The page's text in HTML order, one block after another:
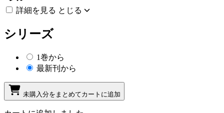
詳細を見る とじる
シリーズ
1巻から
最新刊から
未購入分をまとめてカートに追加